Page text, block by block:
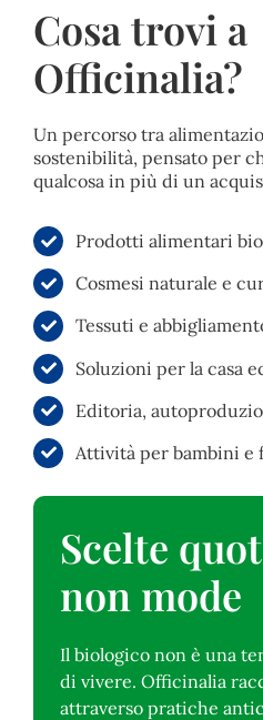
Cosa trovi a
Officinalia?
Un percorso tra
sostenibilità, pensato per
qualcosa in più di un
Prodotti alimentari
Cosmesi naturale e
Tessuti e
Soluzioni per la casa
Editoria,
Attività per bambini e
Scelte
non mode
Il biologico non è una
di vivere. Officinalia
attraverso pratiche